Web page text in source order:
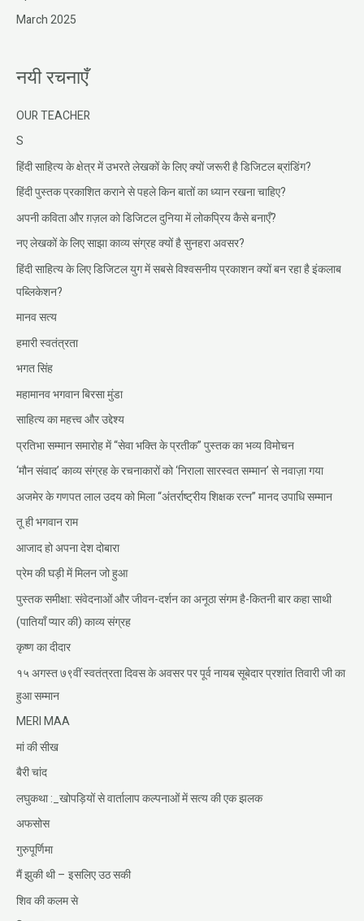
March 2025
नयी रचनाएँ
OUR TEACHER
S
हिंदी साहित्य के क्षेत्र में उभरते लेखकों के लिए क्यों जरूरी है डिजिटल ब्रांडिंग?
हिंदी पुस्तक प्रकाशित कराने से पहले किन बातों का ध्यान रखना चाहिए?
अपनी कविता और ग़ज़ल को डिजिटल दुनिया में लोकप्रिय कैसे बनाएँ?
नए लेखकों के लिए साझा काव्य संग्रह क्यों है सुनहरा अवसर?
हिंदी साहित्य के लिए डिजिटल युग में सबसे विश्वसनीय प्रकाशन क्यों बन रहा है इंकलाब
पब्लिकेशन?
मानव सत्य
हमारी स्वतंत्रता
भगत सिंह
महामानव भगवान बिरसा मुंडा
साहित्य का महत्त्व और उद्देश्य
प्रतिभा सम्मान समारोह में “सेवा भक्ति के प्रतीक” पुस्तक का भव्य विमोचन
‘मौन संवाद’ काव्य संग्रह के रचनाकारों को ‘निराला सारस्वत सम्मान’ से नवाज़ा गया
अजमेर के गणपत लाल उदय को मिला “अंतर्राष्ट्रीय शिक्षक रत्न” मानद उपाधि सम्मान
तू ही भगवान राम
आजाद हो अपना देश दोबारा
प्रेम की घड़ी में मिलन जो हुआ
पुस्तक समीक्षा: संवेदनाओं और जीवन-दर्शन का अनूठा संगम है-कितनी बार कहा साथी
(पातियाँ प्यार की) काव्य संग्रह
कृष्ण का दीदार
१५ अगस्त ७९वीं स्वतंत्रता दिवस के अवसर पर पूर्व नायब सूबेदार प्रशांत तिवारी जी का
हुआ सम्मान
MERI MAA
मां की सीख
बैरी चांद
लघुकथा :_खोपड़ियों से वार्तालाप कल्पनाओं में सत्य की एक झलक
अफसोस
गुरुपूर्णिमा
मैं झुकी थी – इसलिए उठ सकी
शिव की कलम से